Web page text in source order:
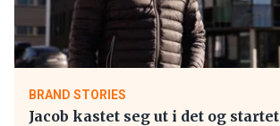
BRAND STORIES
Jacob kastet seg ut i det og